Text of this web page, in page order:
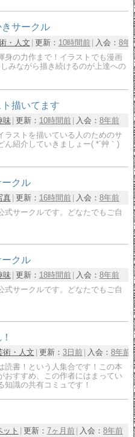
サークル
・人文 更新： 10時間前 入会： 8年
身の力作まで！イラストでも漫画
みながら描き続けるのが上達への
描いてます
味 更新： 10時間前 入会： 8年前
ラストを描いている人のためのサ
ん紹介していきましょー( *´艸｀)
ークル
真 更新： 16時間前 入会： 8年前
式サークルです。どなたでもご自
ークル
味 更新： 18時間前 入会： 8年前
式サークルです。どなたでもご自
術・人文 更新： 3日前 入会： 8年前
読書！という人集合です！この本
おすすめ、この作者にはまってい
知識の共有コミュです！
ット 更新： 7ヶ月前 入会： 8年前